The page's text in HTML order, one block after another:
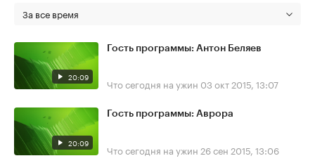
За все время
20:09
Гость программы: Антон Беляев
Что сегодня на ужин 03 окт 2015, 13:07
20:09
Гость программы: Аврора
Что сегодня на ужин 26 сен 2015, 13:06